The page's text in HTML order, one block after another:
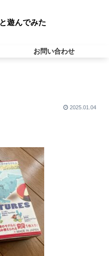
遊んでみた
お問い合わせ
2025.01.04